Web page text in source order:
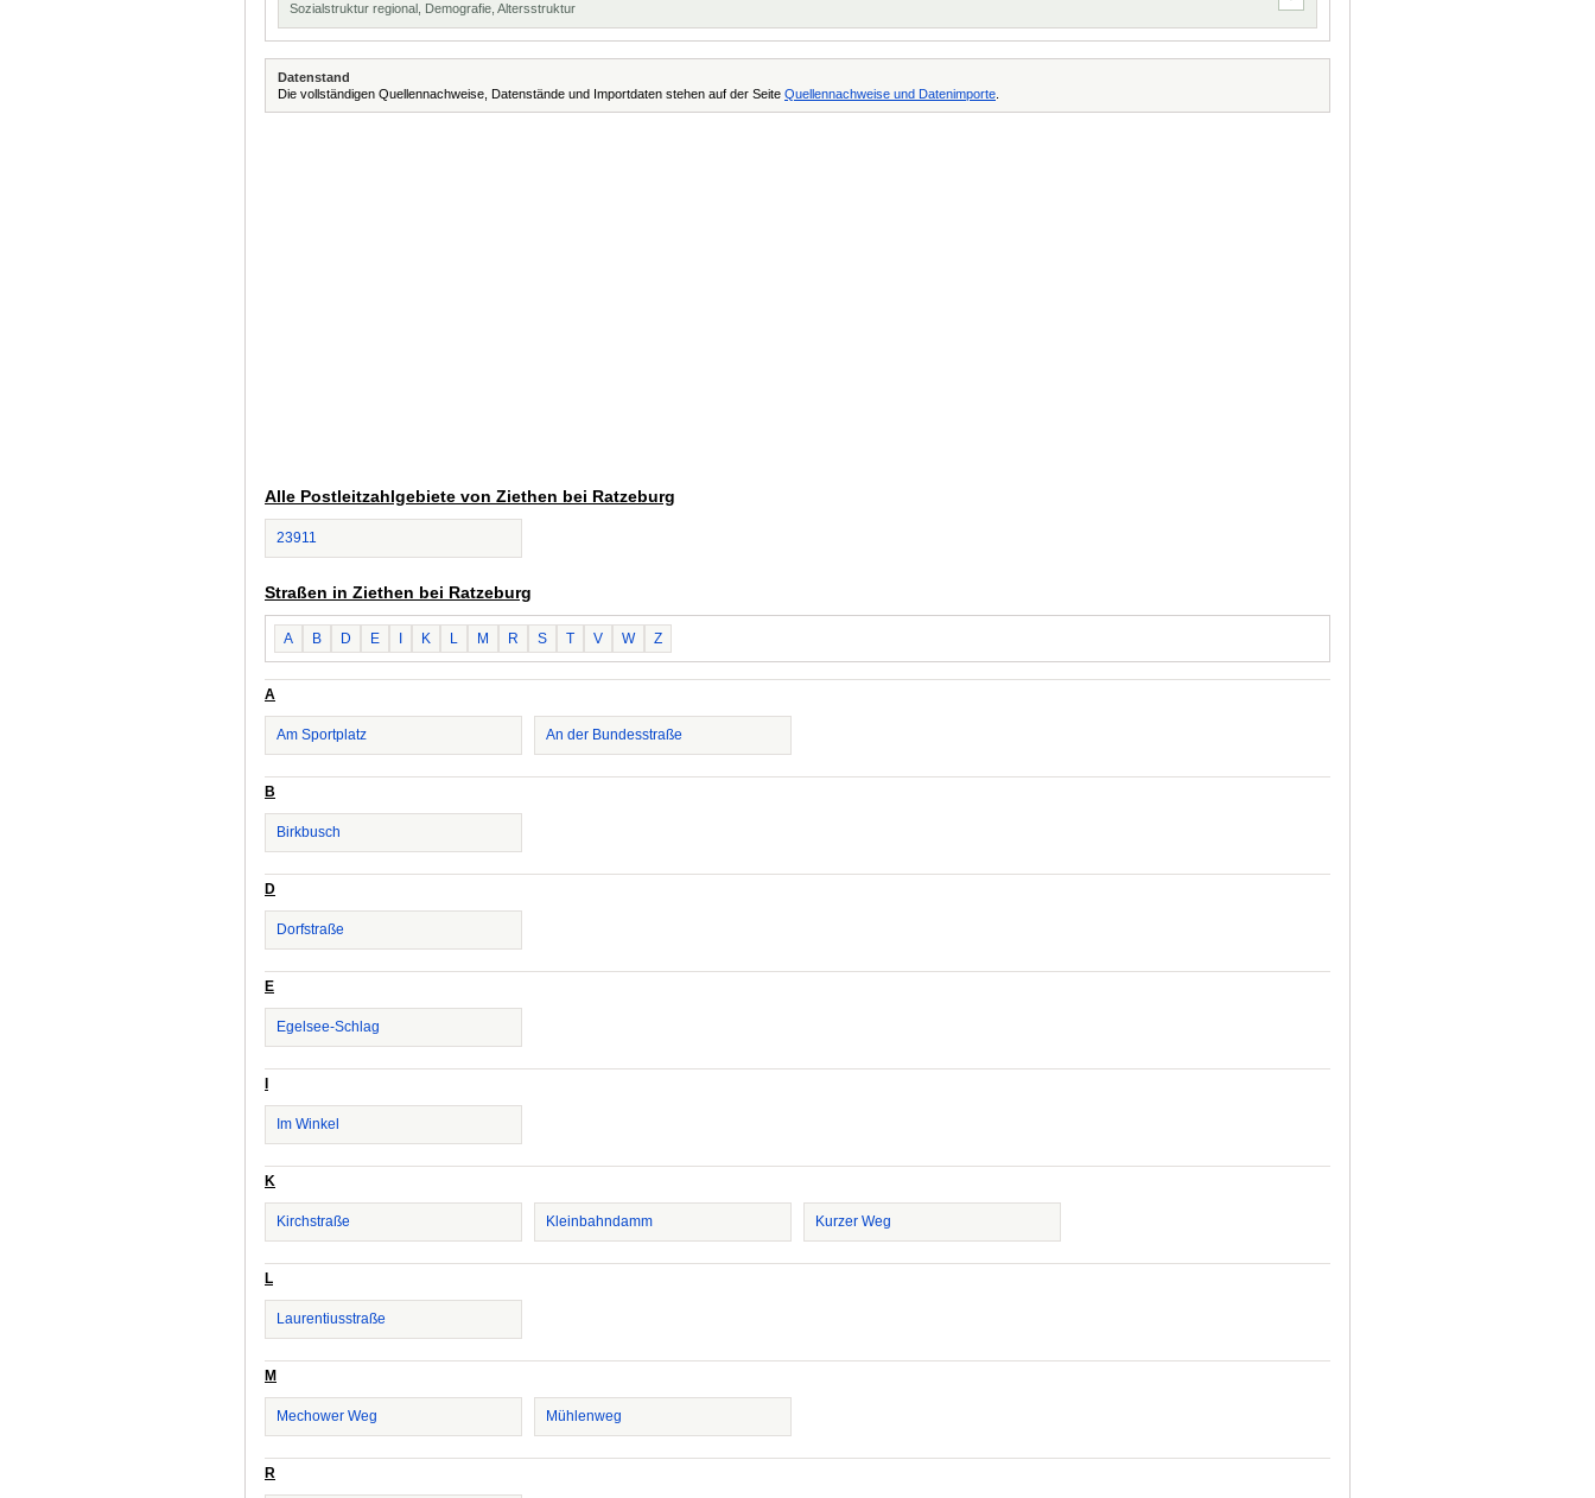
Sozialstruktur regional, Demografie, Altersstruktur
Datenstand
Die vollständigen Quellennachweise, Datenstände und Importdaten stehen auf der Seite Quellennachweise und Datenimporte
Alle Postleitzahlgebiete von Ziethen bei Ratzeburg
23911
Straßen in Ziethen bei Ratzeburg
A B D E K L M R S T V W Z
A
Am Sportplatz An der Bundesstraße
B
Birkbusch
D
Dorfstraße
E
Egelsee-Schlag
Im Winkel
K
Kirchstraße Kleinbahndamm Kurzer Weg
L
Laurentiusstraße
M
Mechower Weg Mühlenweg
R